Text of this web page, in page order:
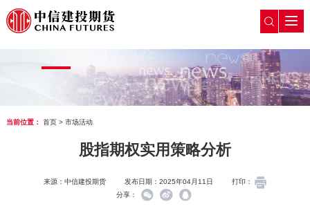
当前位置： 首页> 市场活动
股指期权实用策略分析
来源：中信建投期货 发布日期：2025年04月11日
打印：
分享：